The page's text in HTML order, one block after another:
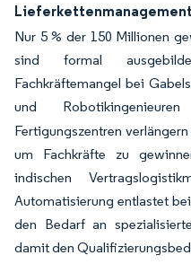
Lieferkettenmanagement
Nur 5 % der 150 Millionen
sind formal
Fachkräftemangel bei
und
Fertigungszentren
um Fachkräfte zu
indischen
Automatisierung entlastet
den Bedarf an
damit den